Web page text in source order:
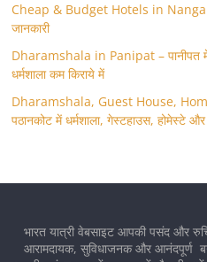
Cheap & Budget Hotels in Nangal
जानकारी
Dharamshala in Panipat – पानीपत में
धर्मशाला कम किराये में
Dharamshala, Guest House,
पठानकोट में धर्मशाला, गेस्टहाउस, होमेस्टे
भारत यात्री वेबसाइट आपकी पसंद और
आरामदायक, सुविधाजनक और आनंदपूर्ण